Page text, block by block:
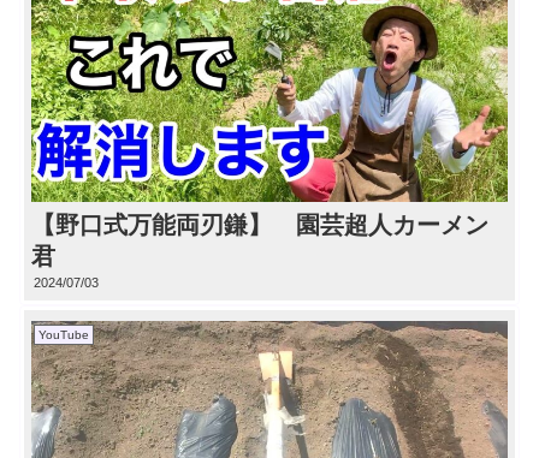
【野口式万能両刃鎌】 園芸超人カーメン
君
2024/07/03
YouTube